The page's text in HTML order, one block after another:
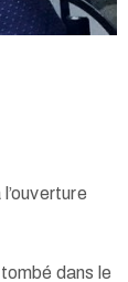
dans le